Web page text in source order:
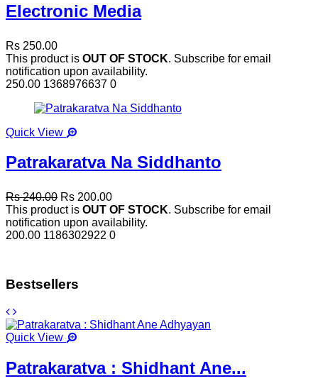
Electronic Media
Rs 250.00
This product is OUT OF STOCK. Subscribe for email
notification upon availability.
250.00 1368976637 0
Quick View
Patrakaratva Na Siddhanto
Rs 240.00 Rs 200.00
This product is OUT OF STOCK. Subscribe for email
notification upon availability.
200.00 1186302922 0
Bestsellers
Quick View
Patrakaratva : Shidhant Ane...